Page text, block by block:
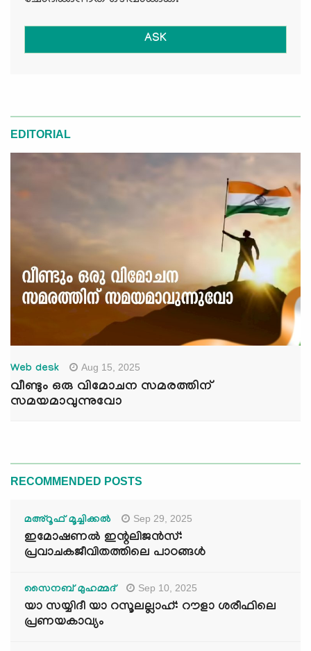
ASK
EDITORIAL
Web desk Aug 15, 2025
വീണ്ടും ഒരു വിമോചന സമരത്തിന്
സമയമാവുന്നുവോ
RECOMMENDED POSTS
മഅ്റൂഫ് മൂച്ചിക്കല്‍ Sep 29, 2025
ഇമോഷണൽ ഇന്റലിജൻസ്:
പ്രവാചകജീവിതത്തിലെ പാഠങ്ങൾ
സൈനബ് മുഹമ്മദ് Sep 10, 2025
യാ സയ്യിദീ യാ റസൂലല്ലാഹ്: റൗളാ ശരീഫിലെ
പ്രണയകാവ്യം